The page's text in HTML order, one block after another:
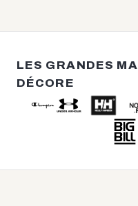
LES GRANDES
DÉCORE